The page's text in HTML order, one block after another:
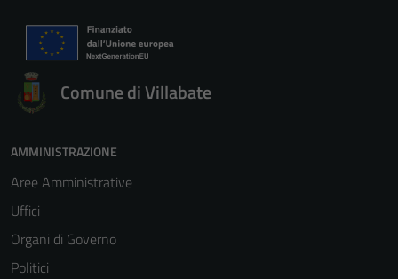
Comune di Villabate
AMMINISTRAZIONE
Aree Amministrative
Uffici
Organi di Governo
Politici